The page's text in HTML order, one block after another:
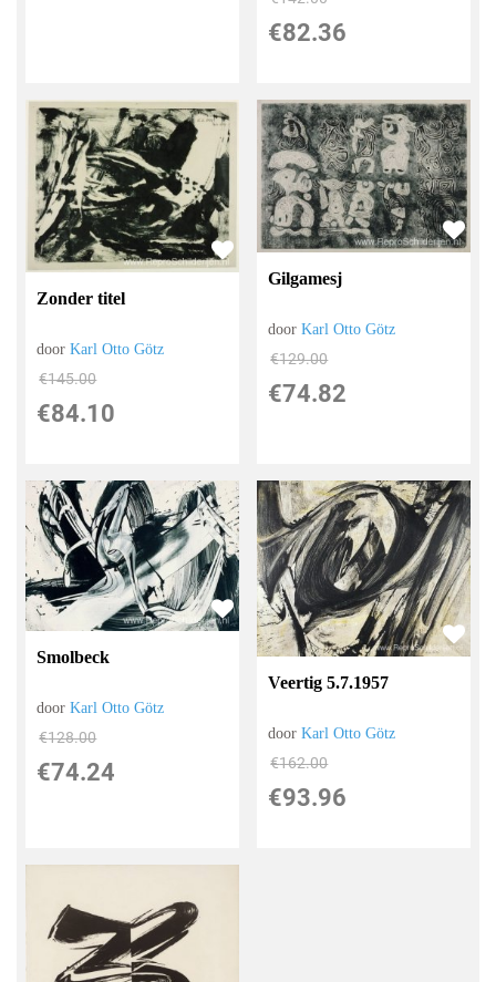
€82.36
Zonder titel
doorKarl Otto Götz
€145.00
€84.10
Gilgamesj
doorKarl Otto Götz
€129.00
€74.82
Smolbeck
doorKarl Otto Götz
€128.00
€74.24
Veertig 5.7.1957
doorKarl Otto Götz
€162.00
€93.96